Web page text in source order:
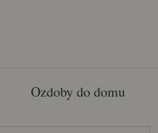
Ozdoby do domu